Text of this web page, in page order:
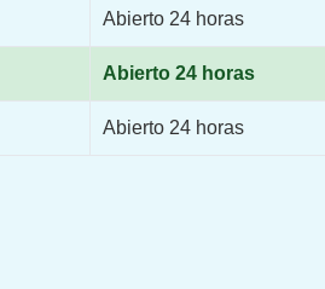
Abierto 24 horas
Abierto 24 horas
Abierto 24 horas